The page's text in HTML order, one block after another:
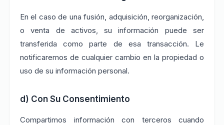
En el caso de una fusión, adquisición, reorganización,
o venta de activos, su información puede ser
transferida como parte de esa transacción. Le
notificaremos de cualquier cambio en la propiedad o
uso de su información personal.
d) Con Su Consentimiento
Compartimos información con terceros cuando